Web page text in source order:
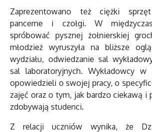
Zaprezentowano też ciężki
pancerne i czołgi. W
spróbować pysznej żołnierskiej
młodzież wyruszyła na bliższe
wydziału, odwiedzanie sal
sal laboratoryjnych. Wykładowcy w
opowiedzieli o swojej pracy, o
zajęć oraz o tym, jak bardzo ciekawą i
zdobywają studenci.
Z relacji uczniów wynika, że